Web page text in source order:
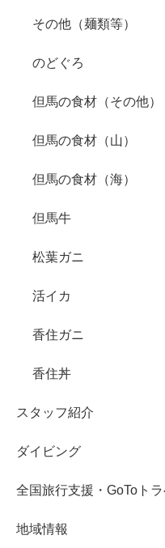
その他（麺類等）
のどぐろ
但馬の食材（その他）
但馬の食材（山）
但馬の食材（海）
但馬牛
松葉ガニ
活イカ
香住ガニ
香住丼
スタッフ紹介
ダイビング
全国旅行支援・GoToト
地域情報